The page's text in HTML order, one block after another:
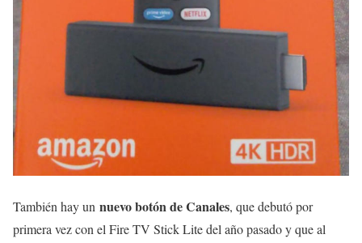
También hay un nuevo botón de Canales, que debutó por
primera vez con el Fire TV Stick Lite del año pasado y que al